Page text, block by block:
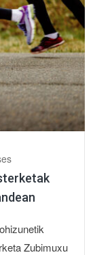
Zubimuxu